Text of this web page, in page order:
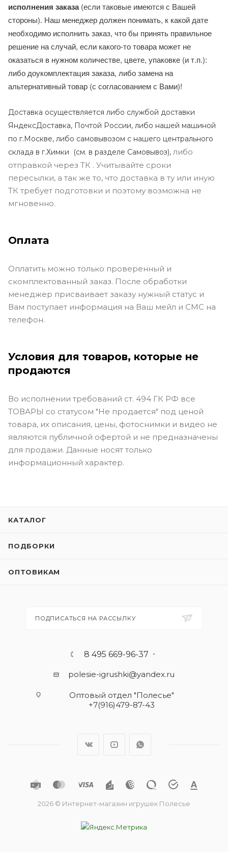
исполнения заказа(если таковые имеются с Вашей
стороны). Наш менеджер должен понимать, к какой дате
необходимо исполнить заказ, что бы принять правильное
решение на случай, если какого-то товара может не
оказаться в нужном количестве, цвете, упаковке (и т.п.):
либо доукомплектация заказа, либо замена на
альтернативный товар (с согласованием с Вами)!
Доставка осуществляется либо службой доставки
ЯндексДоставка, Почтой России, либо нашей машиной
по г.Москве, либо самовывозом с нашего центрального
склада в г.Химки (см. в разделе Самовывоз), либо
отправкой через ТК . Учитывайте сроки
пересылки, а так же то, что доставка в ту или иную
ТК требует подготовки и поэтому возможна не
мгновенно.
Оплата
Оплатить можно только проверенный и
скомплектованный заказ. После обработки
менеджер присваивает заказу нужный статус и
Вам поступает информация на Ваш мейл и СМС на
телефон.
Условия для товаров, которые не
продаются
Во исполнении требований ст. 494 ГК РФ все
ТОВАРЫ со статусом "Не продается" под ценой
товара, их описания, цены, фотоснимки и видео не
являются публичной офертой и не предназначены
для продажи. Данные носят только
информационный характер.
КАТАЛОГ
ПОДБОРКИ
ОПТОВИКАМ
ПОДПИСАТЬСЯ НА РАССЫЛКУ
8 495 669-96-37
polesie-igrushki@yandex.ru
Оптовый отдел "Полесье"
+7(916)479-87-43
2026 © Интернет-магазин игрушек Полесье